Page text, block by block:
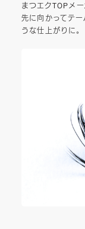
まつエクTOPメ
先に向かってテ
うな仕上がりに。